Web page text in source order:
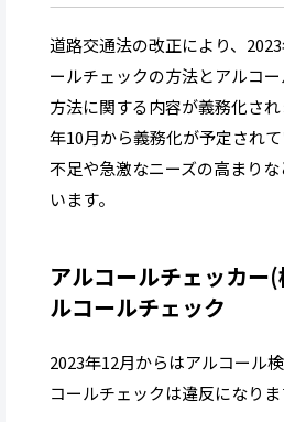
道路交通法の改正により、
ールチェックの方法とアルコ
方法に関する内容が義務化さ
年10月から義務化が予定され
不足や急激なニーズの高まり
います。
アルコールチェッカー
ルコールチェック
2023年12月からはアルコール
コールチェックは違反になりま